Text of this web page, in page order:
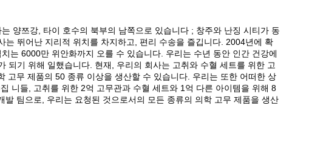
양쯔강, 타이 호수의 북부의 남쪽으로 있습니다 ; 창주와 난징 시티가 동
뛰어난 지리적 위치를 차지하고, 편리 수송을 즐깁니다. 2004년에 확
는 6000만 위안화까지 오를 수 있습니다. 우리는 수년 동안 인간 건강에
되기 위해 일했습니다. 현재, 우리의 회사는 고취와 수혈 세트를 위한 고
고무 제품의 50 종류 이상을 생산할 수 있습니다. 우리는 또한 어떠한 상
니들, 고취를 위한 2억 고무관과 수혈 세트와 1억 다른 아이템을 위해 8
팀으로, 우리는 요청된 것으로서의 모든 종류의 의학 고무 제품을 생산